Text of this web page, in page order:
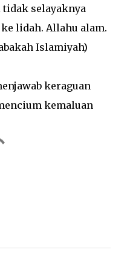
tidak selayaknya
lidah. Allahu alam.
Islamiyah)
keraguan
kemaluan